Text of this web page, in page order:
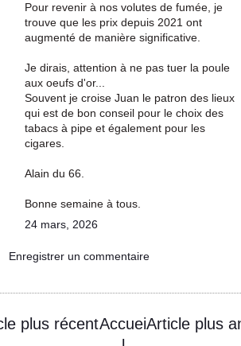
Pour revenir à nos volutes de fumée, je
trouve que les prix depuis 2021 ont
augmenté de manière significative.
Je dirais, attention à ne pas tuer la poule
aux oeufs d'or...
Souvent je croise Juan le patron des lieux
qui est de bon conseil pour le choix des
tabacs à pipe et également pour les
cigares.
Alain du 66.
Bonne semaine à tous.
24 mars, 2026
Enregistrer un commentaire
plus récent Article plus
Accuei